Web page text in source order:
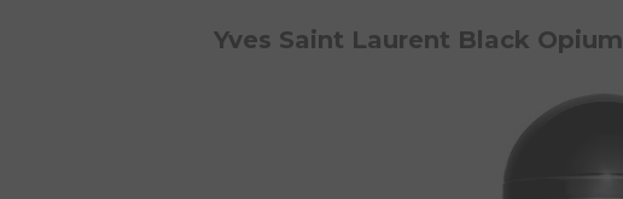
Yves Saint Laurent Black Opium